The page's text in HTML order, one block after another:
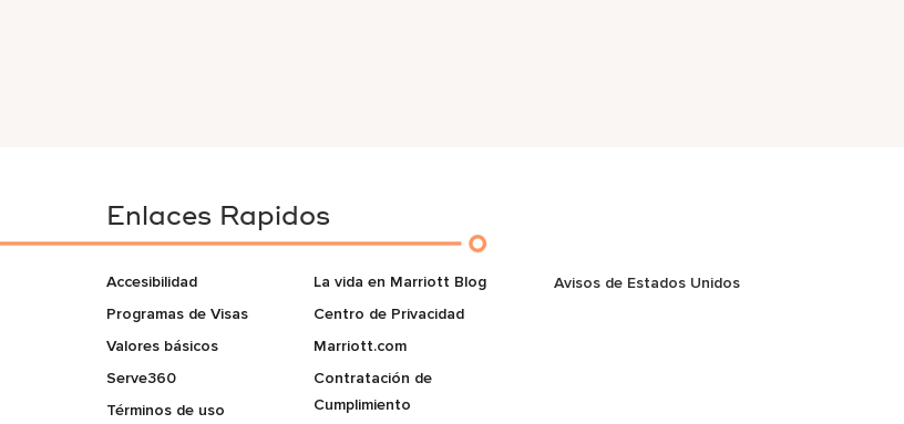
Enlaces Rapidos
Accesibilidad
Programas de Visas
Valores básicos
Serve360
Términos de uso
La vida en Marriott Blog
Centro de Privacidad
Marriott.com
Contratación de
Cumplimiento
Avisos de Estados Unidos